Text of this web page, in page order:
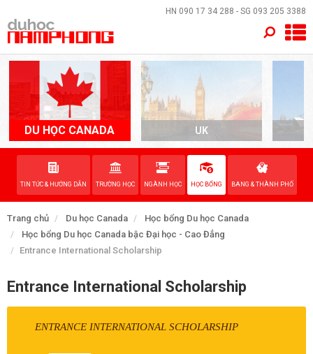
HN 090 17 34 288 - SG 093 205 3388
DU HỌC CANADA UK
TIN TỨC & HƯỚNG DẪN TRƯỜNG HỌC NGÀNH HỌC HỌC BỔNG BANG & THÀNH PHỐ
Trang chủ Du học Canada
Học bổng Du học Canada
Học bổng Du học Canada bậc Đại học - Cao Đẳng
Entrance International Scholarship
Entrance International Scholarship
ENTRANCE INTERNATIONAL SCHOLARSHIP
×
TRANG CHỦ
QUỐC GIA
EVENTS
DỊCH VỤ
VỀ NAM PHONG
LIÊN HỆ